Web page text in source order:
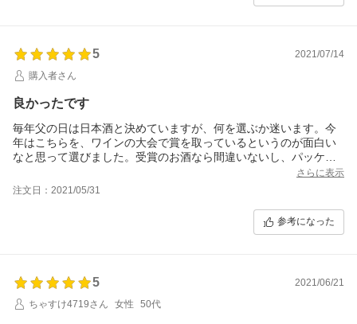
5
2021/07/14
購入者さん
良かったです
毎年父の日は日本酒と決めていますが、何を選ぶか迷います。今
年はこちらを、ワインの大会で賞を取っているというのが面白い
なと思って選びました。受賞のお酒なら間違いないし、パッケー
ジも可愛いし、値段も手頃で良いプレゼントができました。父た
ちからも、美味しく飲んだと連絡を貰いました。
さらに表示
注文日：2021/05/31
参考になった
5
2021/06/21
ちゃすけ4719さん
女性 50代